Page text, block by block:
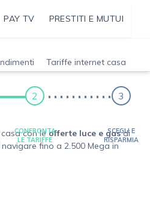
PAY TV PRESTITI E MUTUI
Tariffe internet casa
2
CONFRONTA
LE TARIFFE
3
SCEGLI E
RISPARMIA
con le offerte luce e gasdi
fino a 2.500 Mega in